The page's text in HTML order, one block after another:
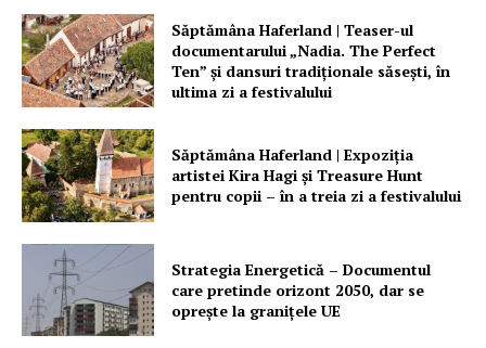
Săptămâna Haferland | Teaser-ul
documentarului „Nadia. The Perfect
Ten” şi dansuri tradiţionale săseşti, în
ultima zi a festivalului
Săptămâna Haferland | Expoziţia
artistei Kira Hagi şi Treasure Hunt
pentru copii – în a treia zi a festivalului
Strategia Energetică – Documentul
care pretinde orizont 2050, dar se
oprește la granițele UE